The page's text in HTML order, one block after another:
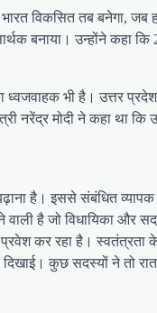
विकसित तब बनेगा, जब
बनाया। उन्होंने कहा
भी है। उत्तर प्रदेश
मोदी ने कहा था कि
है। इससे संबंधित व्यापक
है जो विधायिका और
कर रहा है। स्वतंत्रता के
कुछ सदस्यों ने तो